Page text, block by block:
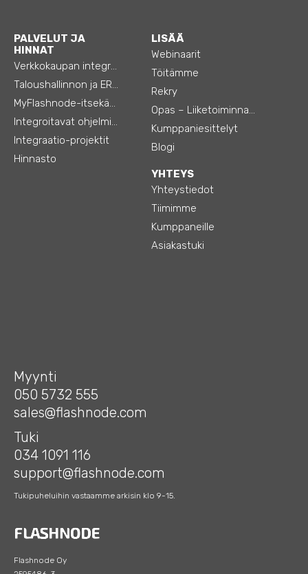
PALVELUT JA
HINNAT
Verkkokaupan integraatiot
Taloushallinnon ja ERP:n integraatiot
MyFlashnode-itsekäyttö-automaatio
Integroitavat ohjelmistot
Integraatio-projektit
Hinnasto
LISÄÄ
Webinaarit
Töitämme
Rekry
Opas – Liiketoiminnan tehostamiseen
Kumppaniesittelyt
Blogi
YHTEYS
Yhteystiedot
Tiimimme
Kumppaneille
Asiakastuki
Myynti
050 5732 555
sales@flashnode.com
Tuki
034 1091 116
support@flashnode.com
Tukipuheluihin vastaamme arkisin klo 9-15.
Flashnode Oy